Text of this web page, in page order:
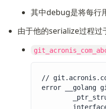
其中debug是将每行
由于他的serialize过程
//
error __golang